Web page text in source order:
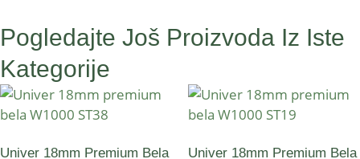
Pogledajte Još Proizvoda Iz Iste
Kategorije
Univer 18mm Premium Bela
Univer 18mm Premium Bela